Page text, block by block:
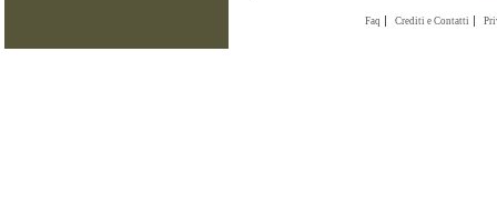
Faq Crediti e Contatti